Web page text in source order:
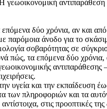
αντιπαράθεση
δύο χρόνια, αν και
παρόμοια άνοδο για το
σοβαρότητας σε
πώς, τα επόμενα δύο χρόνια,
υγεία και την εκπαίδευση
των πληροφοριών και τα
στις προοπτικές της